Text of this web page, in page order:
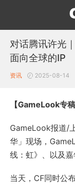
对话腾讯许光
面向全球的IP
资讯 2025-08-14
【GameLook专
GameLook报道/
华」现场，
线：虹》、以及嘉
当天，CF同时公